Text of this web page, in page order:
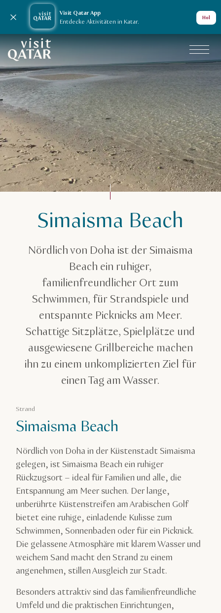
Visit Qatar App
Entdecke Aktivitäten in Katar.
Hol
Nachricht schließen
VisitQatar Homepage
Aktivitäten in Katar
StrandurlaubSimaisma Beach
Nördlich von Doha ist der Simaisma
Beach ein ruhiger,
familienfreundlicher Ort zum
Schwimmen, für Strandspiele und
entspannte Picknicks am Meer.
Schattige Sitzplätze, Spielplätze und
ausgewiesene Grillbereiche machen
ihn zu einem unkomplizierten Ziel für
einen Tag am Wasser.
Strand
Simaisma Beach
Nördlich von Doha in der Küstenstadt Simaisma
gelegen, ist Simaisma Beach ein ruhiger
Rückzugsort – ideal für Familien und alle, die
Entspannung am Meer suchen. Der lange,
unberührte Küstenstreifen am Arabischen Golf
bietet eine ruhige, einladende Kulisse zum
Schwimmen, Sonnenbaden oder für ein Picknick.
Die gelassene Atmosphäre mit klarem Wasser und
weichem Sand macht den Strand zu einem
angenehmen, stillen Ausgleich zur Stadt.
Besonders attraktiv sind das familienfreundliche
Umfeld und die praktischen Einrichtungen,